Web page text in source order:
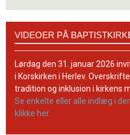
BaptistKirkens
YouTube-
kanal
VIDEOER PÅ
Lørdag den 31. januar 2026
i Korskirken i Herlev.
tradition og inklusion i kirkens
Se enkelte eller alle indlæg i
klikke her.